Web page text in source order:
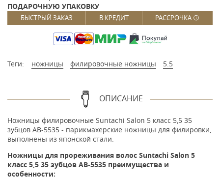
ПОДАРОЧНУЮ УПАКОВКУ
БЫСТРЫЙ ЗАКАЗ В КРЕДИТ РАССРОЧКА
Теги: ножницы филировочные ножницы 5.5
ОПИСАНИЕ
Ножницы филировочные Suntachi Salon 5 класс 5,5 35
зубцов AB-5535 - парикмахерские ножницы для филировки,
выполнены из японской стали.
Ножницы для прореживания волос Suntachi Salon 5
класс 5,5 35 зубцов AB-5535 преимущества и
особенности: